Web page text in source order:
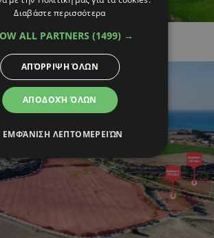
Περιοχές
Διαβάστε περισσότερα
ALL PARTNERS (1499) →
ΑΠΟΔΟΧΉ ΌΛΩΝ
ΑΠΌΡΡΙΨΗ ΌΛΩΝ
ΕΜΦΆΝΙΣΗ ΛΕΠΤΟΜΕΡΕΙΏΝ